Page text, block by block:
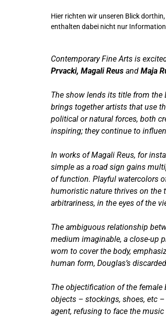
Hier richten wir unseren Blick
enthalten dabei nicht nur
Contemporary Fine Arts is
Prvacki, Magali Reus and Maja
The show lends its title from the
brings together artists that use
political or natural forces, both
inspiring; they continue to
In works of Magali Reus, for
simple as a road sign gains
of function. Playful watercolors
humoristic nature thrives on the
arbitrariness, in the eyes of the
The ambiguous relationship
medium imaginable, a close-up
worn to cover the body,
human form, Douglas’s
The objectification of the female
objects – stockings, shoes, etc
agent, refusing to face the